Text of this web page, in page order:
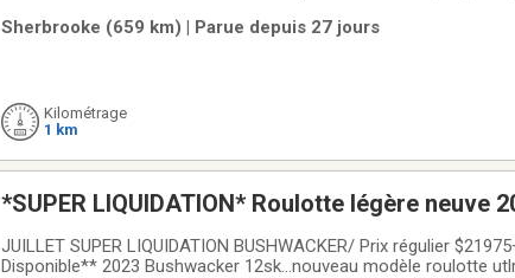
Wow! Venez la découvrir chez Roulottes
Sherbrooke (659 km) | Parue depuis 27 jours
Kilométrage
1 km
*SUPER LIQUIDATION* Roulotte légère neuve
facile à remorquer...cuisine
JUILLET SUPER LIQUIDATION BUSHWACKER/ Prix régulier
Disponible** 2023 Bushwacker 12sk…nouveau modèle roulotte